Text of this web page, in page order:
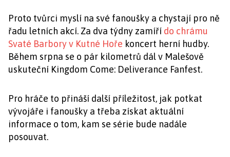
Proto tvůrci myslí na své fanoušky a chystají pro ně
řadu letních akcí. Za dva týdny zamíří do chrámu
Svaté Barbory v Kutné Hoře koncert herní hudby.
Během srpna se o pár kilometrů dál v Malešově
uskuteční Kingdom Come: Deliverance Fanfest.
Pro hráče to přináší další příležitost, jak potkat
vývojáře i fanoušky a třeba získat aktuální
informace o tom, kam se série bude nadále
posouvat.